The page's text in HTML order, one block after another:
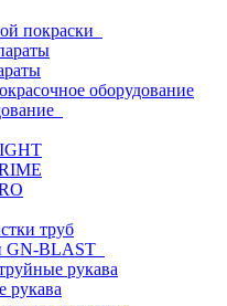
покраски
оборудование
труб
GN-BLAST
рукава
рукава